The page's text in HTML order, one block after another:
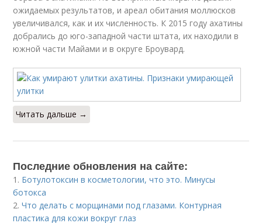
ожидаемых результатов, и ареал обитания моллюсков
увеличивался, как и их численность. К 2015 году ахатины
добрались до юго-западной части штата, их находили в
южной части Майами и в округе Броувард.
Читать дальше →
Последние обновления на сайте:
1. Ботулотоксин в косметологии, что это. Минусы
ботокса
2.Что делать с морщинами под глазами. Контурная
пластика для кожи вокруг глаз